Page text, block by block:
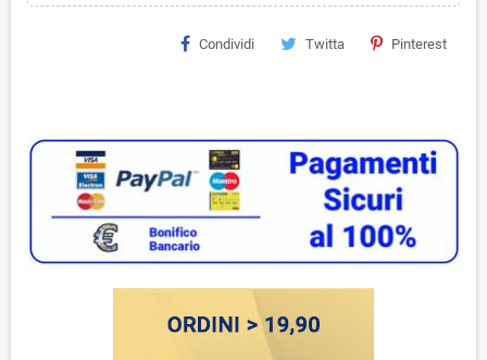
Condividi Twitta Pinterest